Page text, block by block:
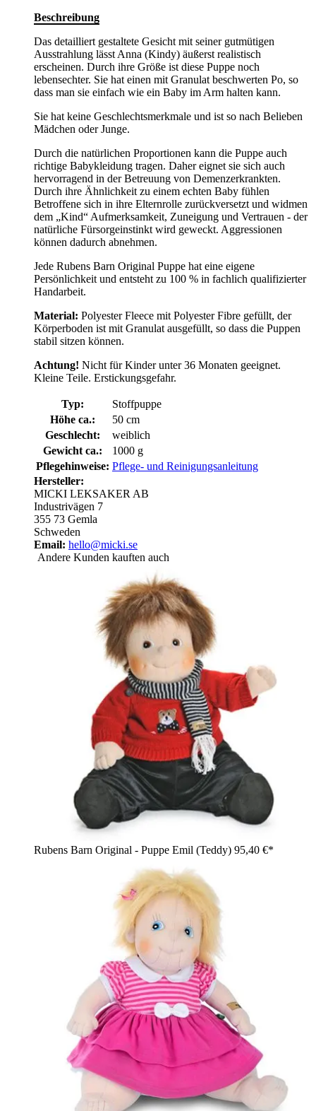
Beschreibung
Das detailliert gestaltete Gesicht mit seiner gutmütigen
Ausstrahlung lässt Anna (Kindy) äußerst realistisch
erscheinen. Durch ihre Größe ist diese Puppe noch
lebensechter. Sie hat einen mit Granulat beschwerten Po, so
dass man sie einfach wie ein Baby im Arm halten kann.
Sie hat keine Geschlechtsmerkmale und ist so nach Belieben
Mädchen oder Junge.
Durch die natürlichen Proportionen kann die Puppe auch
richtige Babykleidung tragen. Daher eignet sie sich auch
hervorragend in der Betreuung von Demenzerkrankten.
Durch ihre Ähnlichkeit zu einem echten Baby fühlen
Betroffene sich in ihre Elternrolle zurückversetzt und widmen
dem „Kind“ Aufmerksamkeit, Zuneigung und Vertrauen - der
natürliche Fürsorgeinstinkt wird geweckt. Aggressionen
können dadurch abnehmen.
Jede Rubens Barn Original Puppe hat eine eigene
Persönlichkeit und entsteht zu 100 % in fachlich qualifizierter
Handarbeit.
Material: Polyester Fleece mit Polyester Fibre gefüllt, der
Körperboden ist mit Granulat ausgefüllt, so dass die Puppen
stabil sitzen können.
Achtung! Nicht für Kinder unter 36 Monaten geeignet.
Kleine Teile. Erstickungsgefahr.
Typ:
Stoffpuppe
Höhe ca.:
50 cm
Geschlecht:
weiblich
Gewicht ca.:
1000 g
Pflegehinweise: Pflege- und Reinigungsanleitung
Hersteller:
MICKI LEKSAKER AB
Industrivägen 7
355 73 Gemla
Schweden
Email: hello@micki.se
Andere Kunden kauften auch
Rubens Barn Original - Puppe Emil (Teddy) 95,40 €*